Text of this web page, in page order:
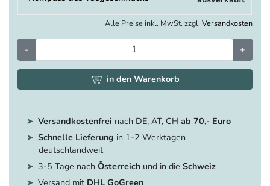
Alle Preise inkl. MwSt. zzgl. Versandkosten
- +
in den Warenkorb
Versandkostenfrei nach DE, AT, CH ab 70,- Euro
Schnelle Lieferung in 1-2 Werktagen
deutschlandweit
3-5 Tage nach Österreichund in die Schweiz
Versand mit DHL GoGreen